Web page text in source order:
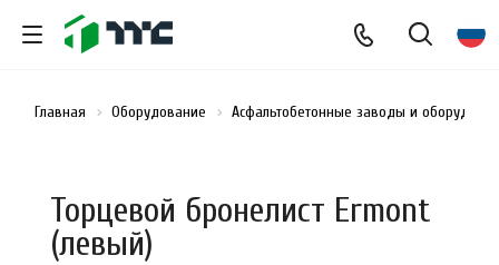
Главная Оборудование Асфальтобетонные заводы и
Торцевой бронелист Ermont
(левый)